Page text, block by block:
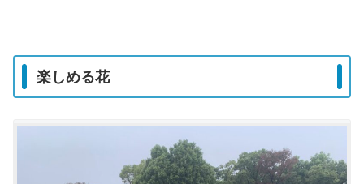
楽しめる花